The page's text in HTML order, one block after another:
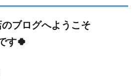
ブログへようこそ
す🍀